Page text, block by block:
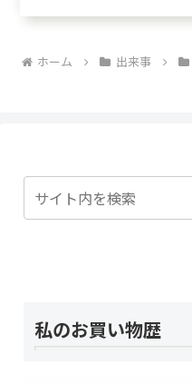
ンドスクエアの44階です。
はあまりおいしくないけ
ホーム 出来事
私のお買い物歴